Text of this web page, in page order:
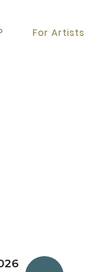
For Artists